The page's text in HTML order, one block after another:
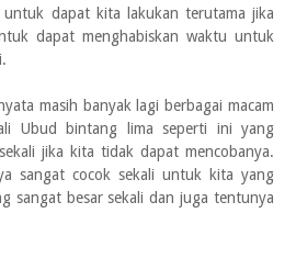
untuk dapat kita lakukan terutama jika
dapat menghabiskan waktu untuk
masih banyak lagi berbagai macam
Ubud bintang lima seperti ini yang
jika kita tidak dapat mencobanya.
sangat cocok sekali untuk kita yang
sangat besar sekali dan juga tentunya